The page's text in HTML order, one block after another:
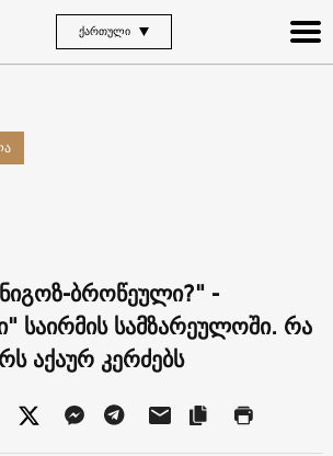
ᲥᲐᲠᲗᲣᲚᲘ
ბროწეული?" -
საირმის სამზარეულოში. რა
აქაურ კერძებს